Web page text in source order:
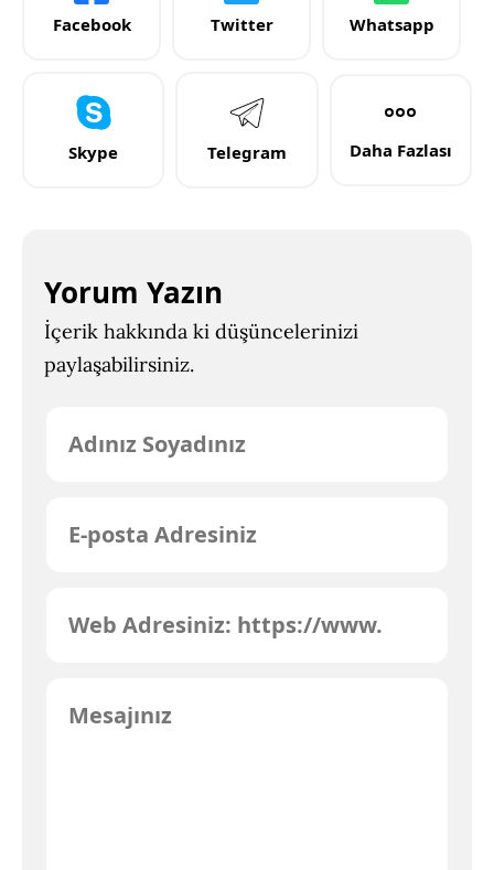
Facebook Twitter Whatsapp
Skype Telegram Daha Fazlası
Yorum Yazın
İçerik hakkında ki düşüncelerinizi
paylaşabilirsiniz.